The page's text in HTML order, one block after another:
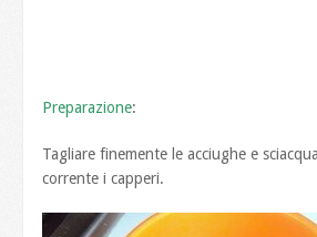
Preparazione:
Tagliare finemente le acciughe e
corrente i capperi.